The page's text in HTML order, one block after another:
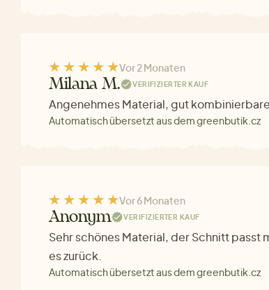
Vor 2 Monaten
Milana M. VERIFIZIERTER KAUF
Angenehmes Material, gut kombinierbare
Automatisch übersetzt aus dem greenbutik.cz
Vor 6 Monaten
Anonym VERIFIZIERTER KAUF
Sehr schönes Material, der Schnitt passt
es zurück.
Automatisch übersetzt aus dem greenbutik.cz